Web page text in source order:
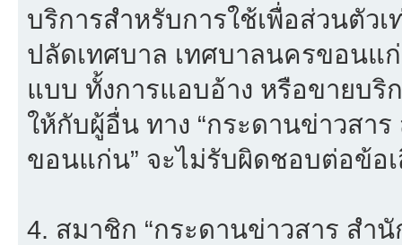
บริการสำหรับการใช้เพื่อส่วนตัว
ปลัดเทศบาล เทศบาลนครขอนแ
แบบ ทั้งการแอบอ้าง หรือขายบริ
ให้กับผู้อื่น ทาง “กระดานข่าวสา
ขอนแก่น” จะไม่รับผิดชอบต่อข้อ
4. สมาชิก “กระดานข่าวสาร สำ